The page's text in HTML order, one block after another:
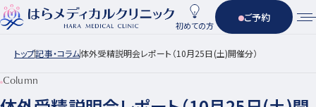
初めての方
ご予約
トップ記事・コラム体外受精説明会レポート（10月25日(土)開催分）
Column